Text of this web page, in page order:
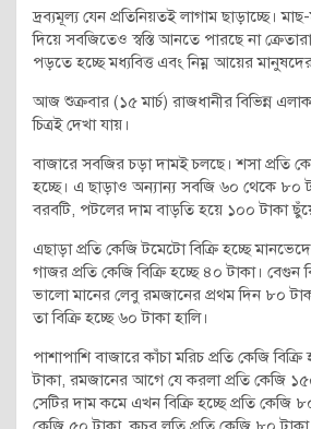
দ্রব্যমূল্য যেন প্রতিনিয়তই লাগাম ছাড়াচ্ছে।
দিয়ে সবজিতেও স্বস্তি আনতে পারছে না
পড়তে হচ্ছে মধ্যবিত্ত এবং নিম্ন আয়ের
আজ শুক্রবার (১৫ মার্চ) রাজধানীর বিভিন্ন
চিত্রই দেখা যায়।
বাজারে সবজির চড়া দামই চলছে। শসা প্রতি
হচ্ছে। এ ছাড়াও অন্যান্য সবজি ৬০ থেকে ৮০
বরবটি, পটলের দাম বাড়তি হয়ে ১০০ টাকা
এছাড়া প্রতি কেজি টমেটো বিক্রি হচ্ছে
গাজর প্রতি কেজি বিক্রি হচ্ছে ৪০ টাকা। বেগুন
ভালো মানের লেবু রমজানের প্রথম দিন ৮০
তা বিক্রি হচ্ছে ৬০ টাকা হালি।
পাশাপাশি বাজারে কাঁচা মরিচ প্রতি কেজি
টাকা, রমজানের আগে যে করলা প্রতি কেজি
সেটির দাম কমে এখন বিক্রি হচ্ছে প্রতি কেজি